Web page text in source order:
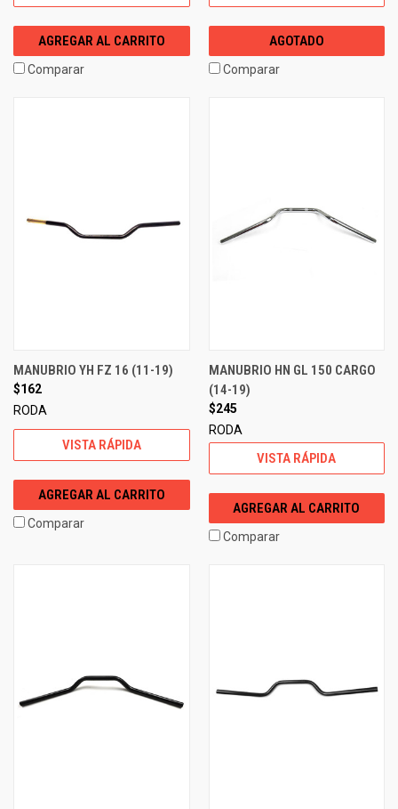
AGREGAR AL CARRITO
Comparar
AGOTADO
Comparar
MANUBRIO YH FZ 16 (11-19)
$162
RODA
VISTA RÁPIDA
AGREGAR AL CARRITO
Comparar
MANUBRIO HN GL 150 CARGO
(14-19)
$245
RODA
VISTA RÁPIDA
AGREGAR AL CARRITO
Comparar